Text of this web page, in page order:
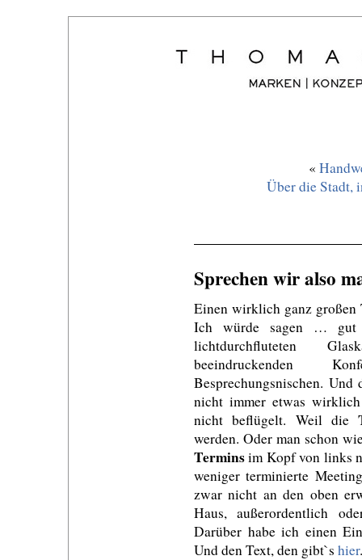
«
Über die Stadt,
Sprechen wir also
Einen wirklich ganz großen
Ich würde sagen …
lichtdurchfluteten
beeindruckenden
Besprechungsnischen.
nicht immer etwas
nicht beflügelt. Weil die
werden. Oder man schon
Terminsim Kopf von links
weniger terminierte
zwar nicht an den oben
Haus, außerordentlich
Darüber habe ich einen
Und den Text, den gibt`s hier.